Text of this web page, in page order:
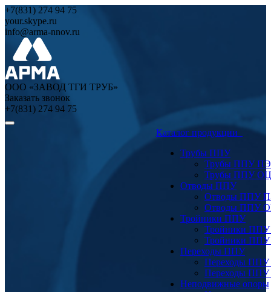
+7(831) 274 94 75
your.skype.ru
info@arma-nnov.ru
ООО «ЗАВОД ТГИ ТРУБ»
Заказать звонок
+7(831) 274 94 75
Каталог продукции
Трубы ППУ
Трубы ППУ ПЭ
Трубы ППУ ОЦ
Отводы ППУ
Отводы ППУ
Отводы ППУ
Тройники ППУ
Тройники
Тройники
Переходы ППУ
Переходы
Переходы
Неподвижные опоры